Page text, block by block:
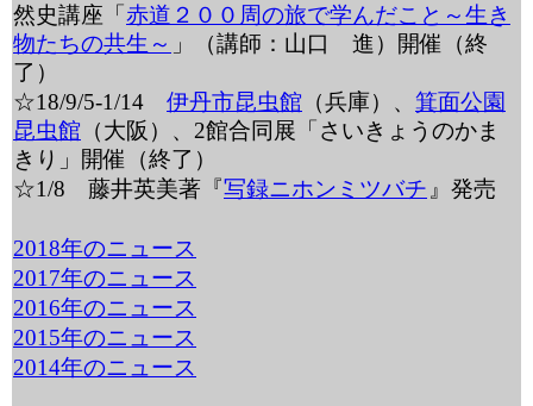
然史講座「赤道２００周の旅で学んだこと～生き
物たちの共生～ 」（講師：山口 進）開催（終
了）
☆18/9/5-1/14 伊丹市昆虫館 （兵庫）、 箕面公園
昆虫館 （大阪）、2館合同展「さいきょうのかま
きり」開催（終了）
☆1/8 藤井英美著『写録ニホンミツバチ 』発売
2018年のニュース
2017年のニュース
2016年のニュース
2015年のニュース
2014年のニュース